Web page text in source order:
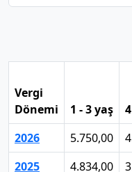
Vergi
Dönemi
1 - 3 yaş
2026
5.750,00
2025
4.834,00